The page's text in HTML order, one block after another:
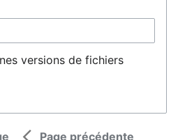
versions de fichiers
Page précédente